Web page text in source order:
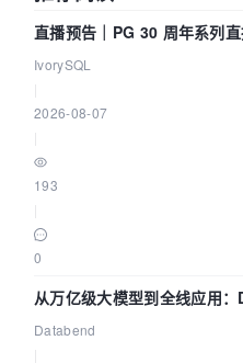
直播预告｜PG 30 周年系列
IvorySQL
2026-08-07
193
0
从万亿级大模型到全线应用
Databend